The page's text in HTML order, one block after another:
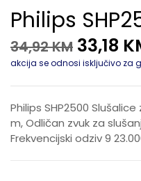
Philips
34,92KM 33,18
akcija se odnosi isključivo za
Philips SHP2500
m, Odličan zvuk za
Frekvencijski odziv 9